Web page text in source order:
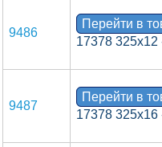
9486
Перейти в
17378 325х12
9487
Перейти в
17378 325х16